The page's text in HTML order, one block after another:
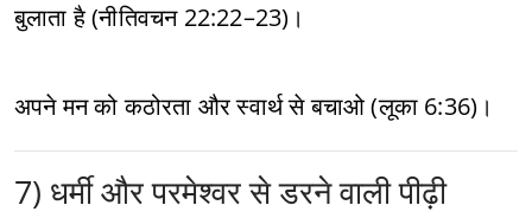
बुलाता है (नीतिवचन 22:22–23)।
अपने मन को कठोरता और स्वार्थ से बचाओ (लूका 6:36)।
7) धर्मी और परमेश्वर से डरने वाली पीढ़ी